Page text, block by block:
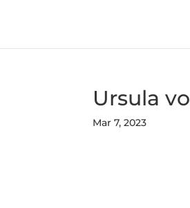
Ursula
Mar 7, 2023